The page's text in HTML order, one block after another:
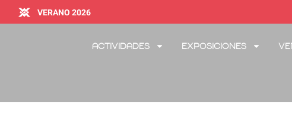
VERANO 2026
Actividades Exposiciones